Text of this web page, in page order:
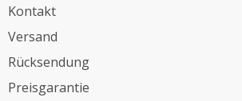
Kontakt
Versand
Rücksendung
Preisgarantie